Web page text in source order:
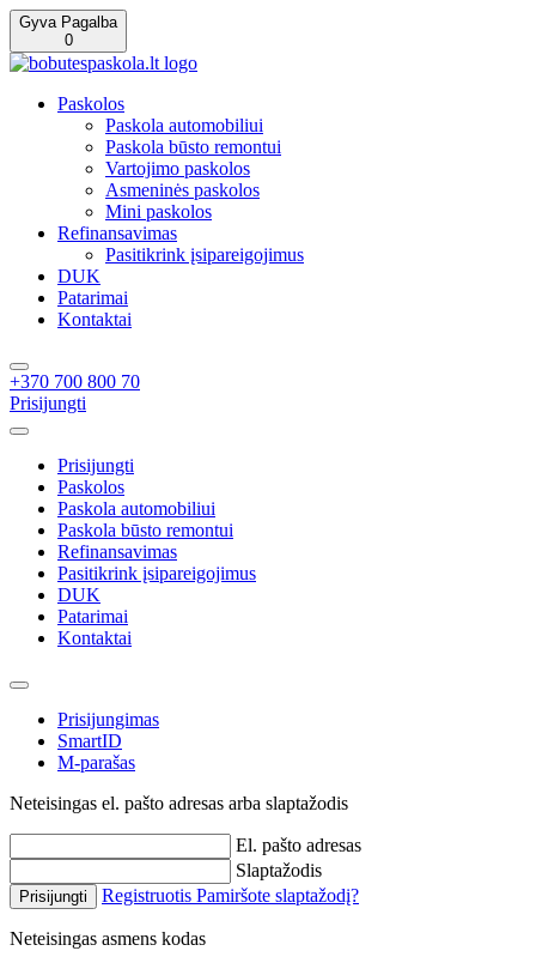
Gyva Pagalba
0
Paskolos
Paskola automobiliui
Paskola būsto remontui
Vartojimo paskolos
Asmeninės paskolos
Mini paskolos
Refinansavimas
Pasitikrink įsipareigojimus
DUK
Patarimai
Kontaktai
+370 700 800 70
Prisijungti
Prisijungti
Paskolos
Paskola automobiliui
Paskola būsto remontui
Refinansavimas
Pasitikrink įsipareigojimus
DUK
Patarimai
Kontaktai
Prisijungimas
SmartID
M-parašas
Neteisingas el. pašto adresas arba slaptažodis
El. pašto adresas
Slaptažodis
Prisijungti Registruotis Pamiršote slaptažodį?
Neteisingas asmens kodas